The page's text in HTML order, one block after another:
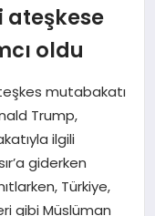
ateşkese
oldu
mutabakatı
Trump,
ilgili
giderken
Türkiye,
gibi Müslüman